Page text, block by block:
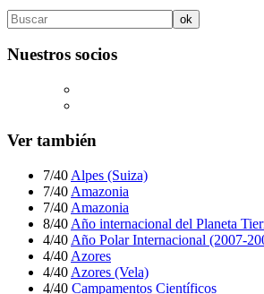
Nuestros socios
Ver también
7/40 Alpes (Suiza)
7/40 Amazonia
7/40 Amazonia
8/40 Año internacional del Planeta
4/40 Año Polar Internacional (2007-
4/40 Azores
4/40 Azores (Vela)
4/40 Campamentos Científicos